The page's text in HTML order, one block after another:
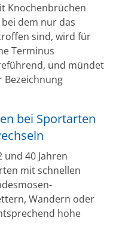
Knochenbrüchen
dem nur das
sind, wird für
Terminus
und mündet
bei Sportarten
40 Jahren
mit schnellen
Wandern oder
hohe